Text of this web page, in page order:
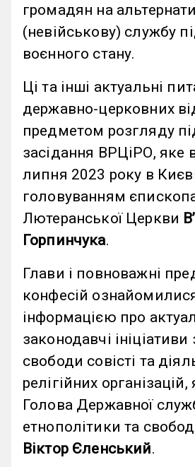
громадян на
(невійськову) службу
воєнного стану.
Ці та інші актуальні
державно-церковних
предметом розгляду
засідання ВРЦіРО, яке
липня 2023 року в
головуванням
Лютеранської Церкви
Горпинчука.
Глави і повноважні
конфесій
інформацією про
законодавчі
свободи совісті та
релігійних
Голова Державної
етнополітики та
Віктор Єленський.